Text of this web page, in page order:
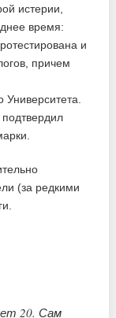
истерии,
время:
и
причем
Университета.
(за редкими
20. Сам